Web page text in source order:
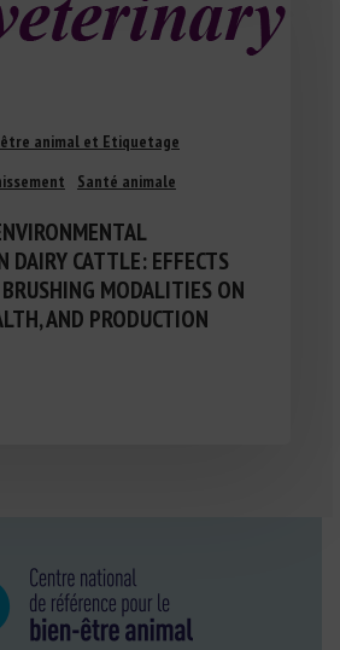
animal et Etiquetage
Santé animale
DAIRY CATTLE: EFFECTS
MODALITIES ON
AND PRODUCTION